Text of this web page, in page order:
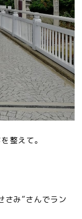
整えて。
さみ”さんでラン